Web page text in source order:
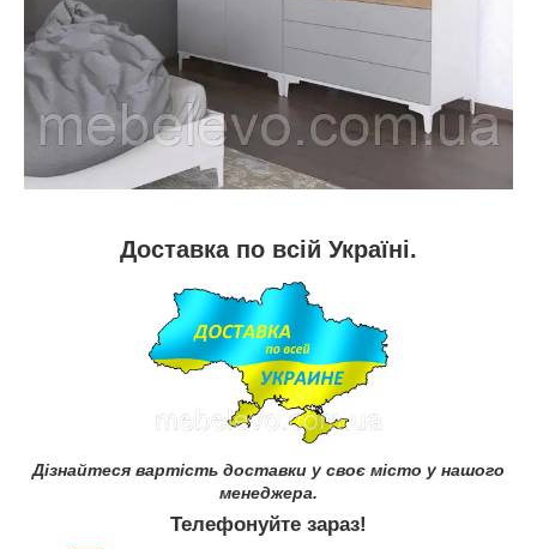
Доставка по всій Україні.
Дізнайтеся вартість доставки у своє місто у нашого
менеджера.
Телефонуйте зараз!